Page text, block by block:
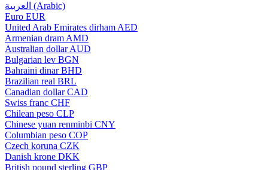
العربية (Arabic)
Euro EUR
United Arab Emirates dirham AED
Armenian dram AMD
Australian dollar AUD
Bulgarian lev BGN
Bahraini dinar BHD
Brazilian real BRL
Canadian dollar CAD
Swiss franc CHF
Chilean peso CLP
Chinese yuan renminbi CNY
Columbian peso COP
Czech koruna CZK
Danish krone DKK
British pound sterling GBP